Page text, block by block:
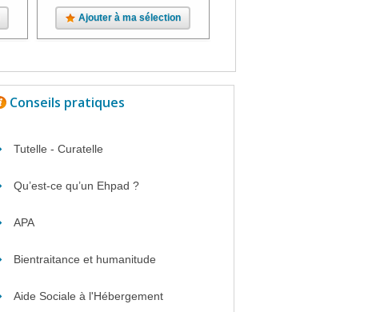
Ajouter à ma sélection
Conseils pratiques
Tutelle - Curatelle
Qu’est-ce qu’un Ehpad ?
APA
Bientraitance et humanitude
Aide Sociale à l'Hébergement